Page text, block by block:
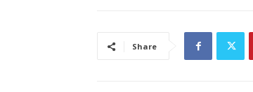
Share